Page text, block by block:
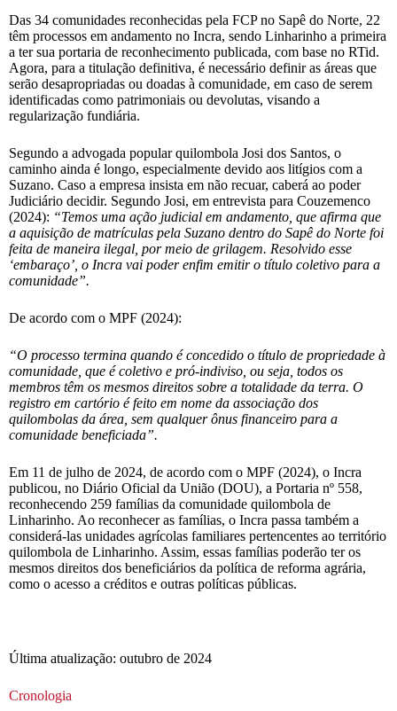
Das 34 comunidades reconhecidas pela FCP no Sapê do Norte, 22
têm processos em andamento no Incra, sendo Linharinho a primeira
a ter sua portaria de reconhecimento publicada, com base no RTid.
Agora, para a titulação definitiva, é necessário definir as áreas que
serão desapropriadas ou doadas à comunidade, em caso de serem
identificadas como patrimoniais ou devolutas, visando a
regularização fundiária.
Segundo a advogada popular quilombola Josi dos Santos, o
caminho ainda é longo, especialmente devido aos litígios com a
Suzano. Caso a empresa insista em não recuar, caberá ao poder
Judiciário decidir. Segundo Josi, em entrevista para Couzemenco
(2024): “Temos uma ação judicial em andamento, que afirma que
a aquisição de matrículas pela Suzano dentro do Sapê do Norte foi
feita de maneira ilegal, por meio de grilagem. Resolvido esse
‘embaraço’, o Incra vai poder enfim emitir o título coletivo para a
comunidade”.
De acordo com o MPF (2024):
“O processo termina quando é concedido o título de propriedade à
comunidade, que é coletivo e pró-indiviso, ou seja, todos os
membros têm os mesmos direitos sobre a totalidade da terra. O
registro em cartório é feito em nome da associação dos
quilombolas da área, sem qualquer ônus financeiro para a
comunidade beneficiada”.
Em 11 de julho de 2024, de acordo com o MPF (2024), o Incra
publicou, no Diário Oficial da União (DOU), a Portaria nº 558,
reconhecendo 259 famílias da comunidade quilombola de
Linharinho. Ao reconhecer as famílias, o Incra passa também a
considerá-las unidades agrícolas familiares pertencentes ao território
quilombola de Linharinho. Assim, essas famílias poderão ter os
mesmos direitos dos beneficiários da política de reforma agrária,
como o acesso a créditos e outras políticas públicas.
Última atualização: outubro de 2024
Cronologia